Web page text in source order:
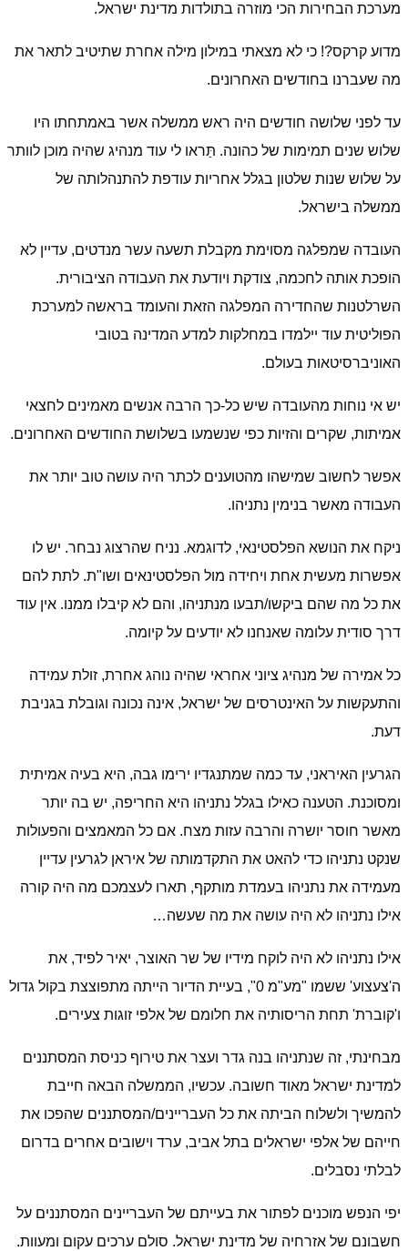
מערכת הבחירות הכי מוזרה בתולדות מדינת ישראל.
מדוע קרקס?! כי לא מצאתי במילון מילה אחרת שתיטיב לתאר את
מה שעברנו בחודשים האחרונים.
עד לפני שלושה חודשים היה ראש ממשלה אשר באמתחתו היו
שלוש שנים תמימות של כהונה. תַּראו לי עוד מנהיג שהיה מוכן לוותר
על שלוש שנות שלטון בגלל אחריות עודפת להתנהלותה של
ממשלה בישראל.
העובדה שמפלגה מסוימת מקבלת תשעה עשר מנדטים, עדיין לא
הופכת אותה לחכמה, צודקת ויודעת את העבודה הציבורית.
השרלטנות שהחדירה המפלגה הזאת והעומד בראשה למערכת
הפוליטית עוד יילמדו במחלקות למדע המדינה בטובי
האוניברסיטאות בעולם.
יש אי נוחות מהעובדה שיש כל-כך הרבה אנשים מאמינים לחצאי
אמיתות, שקרים והזיות כפי שנשמעו בשלושת החודשים האחרונים.
אפשר לחשוב שמישהו מהטוענים לכתר היה עושה טוב יותר את
העבודה מאשר בנימין נתניהו.
ניקח את הנושא הפלסטינאי, לדוגמא. נניח שהרצוג נבחר. יש לו
אפשרות מעשית אחת ויחידה מול הפלסטינאים ושו"ת. לתת להם
את כל מה שהם ביקשו/תבעו מנתניהו, והם לא קיבלו ממנו. אין עוד
דרך סודית עלומה שאנחנו לא יודעים על קיומה.
כל אמירה של מנהיג ציוני אחראי שהיה נוהג אחרת, זולת עמידה
והתעקשות על האינטרסים של ישראל, אינה נכונה וגובלת בגניבת
דעת.
הגרעין האיראני, עד כמה שמתנגדיו ירימו גבה, היא בעיה אמיתית
ומסוכנת. הטענה כאילו בגלל נתניהו היא החריפה, יש בה יותר
מאשר חוסר יושרה והרבה עזות מצח. אם כל המאמצים והפעולות
שנקט נתניהו כדי להאט את התקדמותה של איראן לגרעין עדיין
מעמידה את נתניהו בעמדת מותקף, תארו לעצמכם מה היה קורה
אילו נתניהו לא היה עושה את מה שעשה…
אילו נתניהו לא היה לוקח מידיו של שר האוצר, יאיר לפיד, את
ה'צעצוע' ששמו "מע"מ 0", בעיית הדיור הייתה מתפוצצת בקול גדול
ו'קוברת' תחת הריסותיה את חלומם של אלפי זוגות צעירים.
מבחינתי, זה שנתניהו בנה גדר ועצר את טירוף כניסת המסתננים
למדינת ישראל מאוד חשובה. עכשיו, הממשלה הבאה חייבת
להמשיך ולשלוח הביתה את כל העבריינים/המסתננים שהפכו את
חייהם של אלפי ישראלים בתל אביב, ערד וישובים אחרים בדרום
לבלתי נסבלים.
יפי הנפש מוכנים לפתור את בעייתם של העבריינים המסתננים על
חשבונם של אזרחיה של מדינת ישראל. סולם ערכים עקום ומעוות.